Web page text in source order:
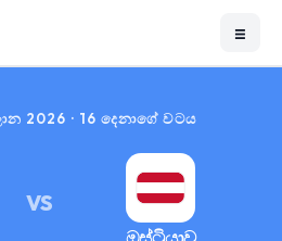
☰
2026 · 16 දෙනාගේ වටය
VS